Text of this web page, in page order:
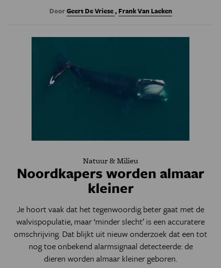
DoorGeert De Vriese, Frank Van Laeken
Natuur & Milieu
Noordkapers worden almaar
kleiner
Je hoort vaak dat het tegenwoordig beter gaat met de
walvispopulatie, maar ‘minder slecht’ is een accuratere
omschrijving. Dat blijkt uit nieuw onderzoek dat een tot
nog toe onbekend alarmsignaal detecteerde: de
dieren worden almaar kleiner geboren.